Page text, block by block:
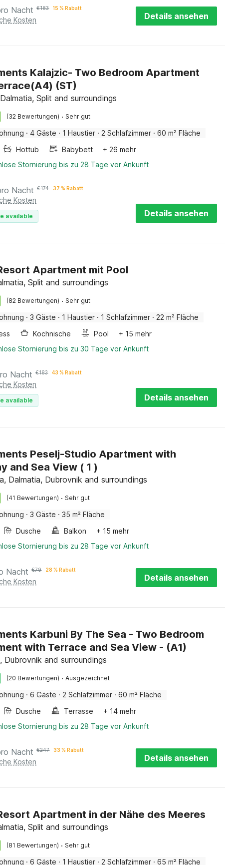
Nacht €183 15 % Rabatt
Kosten Details ansehen
Kalajzic- Two Bedroom Apartment
(ST)
Split and surroundings
(32 Bewertungen) · Sehr gut
· 4 Gäste · 1 Haustier · 2 Schlafzimmer · 60 m² Fläche
Hottub Babybett
+ 26 mehr
Stornierung bis zu 28 Tage vor Ankunft
Nacht €174 37 % Rabatt
Kosten
available Details ansehen
Apartment mit Pool
Split and surroundings
(82 Bewertungen) · Sehr gut
· 3 Gäste · 1 Haustier · 1 Schlafzimmer · 22 m² Fläche
Kochnische Pool
+ 15 mehr
Stornierung bis zu 30 Tage vor Ankunft
Nacht €183 43 % Rabatt
Kosten
available Details ansehen
Peselj-Studio Apartment with
and Sea View ( 1 )
Dalmatia, Dubrovnik and surroundings
(41 Bewertungen) · Sehr gut
· 3 Gäste · 35 m² Fläche
Dusche Balkon
+ 15 mehr
Stornierung bis zu 28 Tage vor Ankunft
Nacht €79 28 % Rabatt
Kosten Details ansehen
Karbuni By The Sea - Two Bedroom
with Terrace and Sea View - (A1)
Dubrovnik and surroundings
(20 Bewertungen) · Ausgezeichnet
· 6 Gäste · 2 Schlafzimmer · 60 m² Fläche
Dusche Terrasse
+ 14 mehr
Stornierung bis zu 28 Tage vor Ankunft
Nacht €247 33 % Rabatt
Kosten Details ansehen
Apartment in der Nähe des Meeres
Split and surroundings
(81 Bewertungen) · Sehr gut
· 6 Gäste · 1 Haustier · 2 Schlafzimmer · 65 m² Fläche